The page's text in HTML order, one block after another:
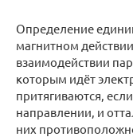
Определение
магнитном
взаимодействии
которым идёт
притягиваются,
направлении, и
них